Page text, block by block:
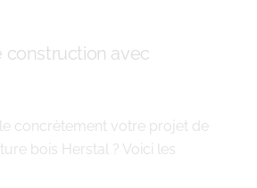
construction avec
concrètement votre projet de
bois Herstal ? Voici les